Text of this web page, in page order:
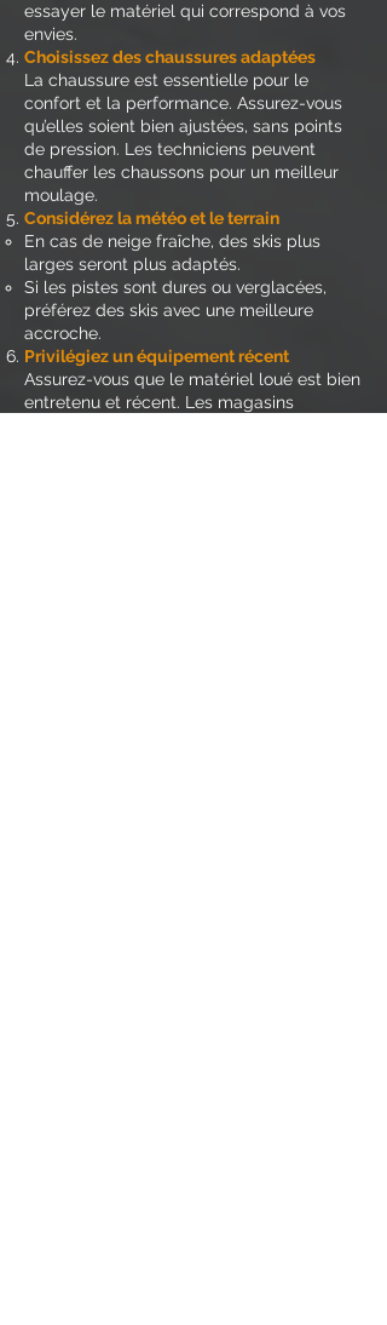
essayer le matériel qui correspond à vos
envies.
Choisissez des chaussures adaptées
La chaussure est essentielle pour le
confort et la performance. Assurez-vous
qu’elles soient bien ajustées, sans points
de pression. Les techniciens peuvent
chauffer les chaussons pour un meilleur
moulage.
Considérez la météo et le terrain
En cas de neige fraîche, des skis plus
larges seront plus adaptés.
Si les pistes sont dures ou verglacées,
préférez des skis avec une meilleure
accroche.
Privilégiez un équipement récent
Assurez-vous que le matériel loué est bien
entretenu et récent. Les magasins